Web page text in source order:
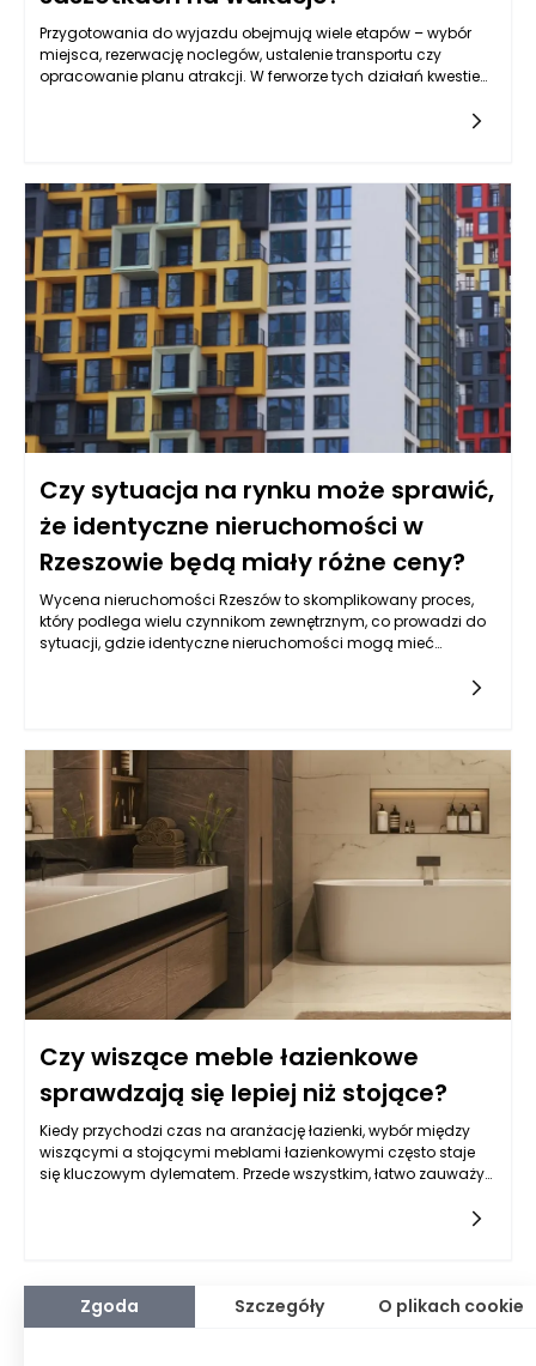
Przygotowania do wyjazdu obejmują wiele etapów – wybór
miejsca, rezerwację noclegów, ustalenie transportu czy
opracowanie planu atrakcji. W ferworze tych działań kwestie
właśnie one mogą zadecydować o przebiegu wypoczynku.
momencie potrafią skutecznie zakłócić nawet najlepiej
zorganizowane wakacje. Produkty w saszetkach pozwalają
zmniejszyć ryzyko takich sytuacji, oferując wygodny i logiczny
sposób zarządzania akcesoriami zdrowotnymi oraz
produktami pielęgnacyjnymi. Dzięki nim można zadbać nie
tylko o bezpieczeństwo własne i bliskich, ale także o komfort
psychiczny, który jest podstawą udanego wypoczynku. To
rozwiązanie wpisuje się w nowoczesne podejście do
podróżowania – świadome, minimalistyczne i oparte na
funkcjonalności.
Czy sytuacja na rynku może sprawić,
że identyczne nieruchomości w
Rzeszowie będą miały różne ceny?
Wycena nieruchomości Rzeszów to skomplikowany proces,
który podlega wielu czynnikom zewnętrznym, co prowadzi do
sytuacji, gdzie identyczne nieruchomości mogą mieć
rozwoju gospodarczym, przyciąga zarówno mieszkańców, jak
może wydawać się identyczna, jest rozpatrywana w
kontekście różnych aspektów, które mogą decydować o jej
finalnej wycenie.
Czy wiszące meble łazienkowe
sprawdzają się lepiej niż stojące?
Kiedy przychodzi czas na aranżację łazienki, wybór między
wiszącymi a stojącymi meblami łazienkowymi często staje
się kluczowym dylematem. Przede wszystkim, łatwo zauważyć,
ścianach może wpłynąć na ogólny wygląd i funkcjonalność
przestrzeni. Dzięki temu, że nie zajmują one podłogi,
pozostawiają więcej miejsca na ziemi, co może uczynić
Zgoda Szczegóły O plikach cookie